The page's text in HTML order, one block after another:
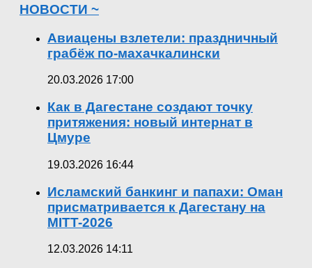
НОВОСТИ ~
Авиацены взлетели: праздничный
грабёж по-махачкалински
20.03.2026 17:00
Как в Дагестане создают точку
притяжения: новый интернат в
Цмуре
19.03.2026 16:44
Исламский банкинг и папахи: Оман
присматривается к Дагестану на
MITT-2026
12.03.2026 14:11